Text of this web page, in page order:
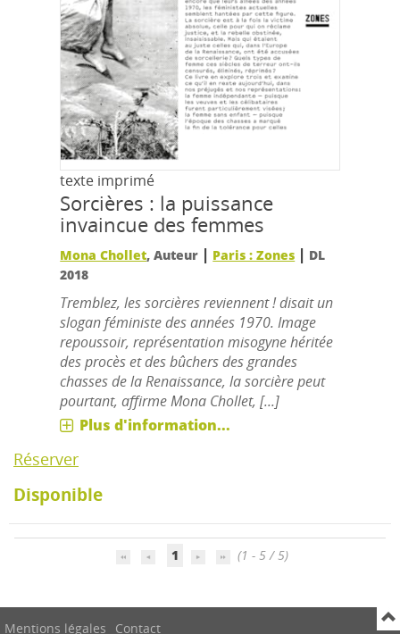
texte imprimé
Sorcières : la puissance
invaincue des femmes
Mona Chollet, Auteur | Paris : Zones | DL
2018
Tremblez, les sorcières reviennent ! disait un
slogan féministe des années 1970. Image
repoussoir, représentation misogyne héritée
des procès et des bûchers des grandes
chasses de la Renaissance, la sorcière peut
pourtant, affirme Mona Chollet, [...]
Plus d'information...
Réserver
Disponible
1 (1 - 5 / 5)
Mentions légales Contact